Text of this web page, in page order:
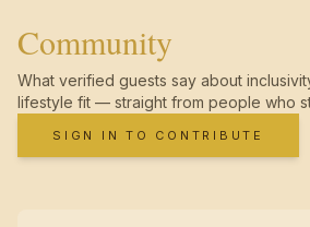
Community
What verified guests say about
lifestyle fit — straight from people who
SIGN IN TO CONTRIBUTE